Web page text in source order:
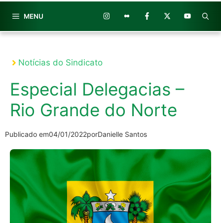
MENU
Notícias do Sindicato
Especial Delegacias –
Rio Grande do Norte
Publicado em04/01/2022porDanielle Santos